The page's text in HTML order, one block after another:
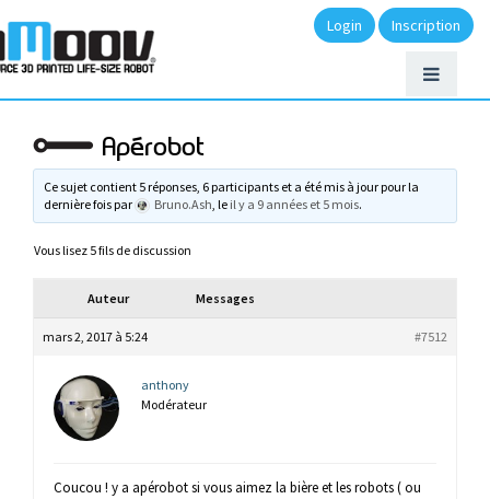
Login Inscription
Apérobot
Ce sujet contient 5 réponses, 6 participants et a été mis à jour pour la
dernière fois par
Bruno.Ash, le il y a 9 années et 5 mois.
Vous lisez 5 fils de discussion
Auteur Messages
mars 2, 2017 à 5:24 #7512
anthony
Modérateur
Coucou ! y a apérobot si vous aimez la bière et les robots ( ou